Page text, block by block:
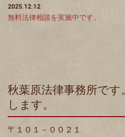
2025.12.12
無料法律相談を実施中です。
秋葉原法律事務所で
します。
〒１０１－００２１